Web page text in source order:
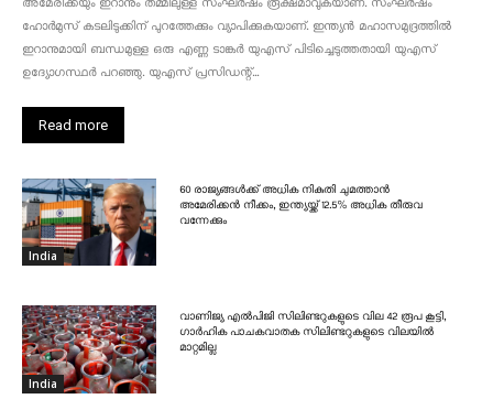
അമേരിക്കയും ഇറാനും തമ്മിലുള്ള സംഘർഷം രൂക്ഷമാവുകയാണ്. സംഘർഷം
ഹോർമുസ് കടലിടുക്കിന് പുറത്തേക്കും വ്യാപിക്കുകയാണ്. ഇന്ത്യൻ മഹാസമുദ്രത്തിൽ
ഇറാനുമായി ബന്ധമുള്ള ഒരു എണ്ണ ടാങ്കർ യുഎസ് പിടിച്ചെടുത്തതായി യുഎസ്
ഉദ്യോഗസ്ഥർ പറഞ്ഞു. യുഎസ് പ്രസിഡന്റ്...
Read more
India
60 രാജ്യങ്ങൾക്ക് അധിക നികുതി ചുമത്താൻ
അമേരിക്കൻ നീക്കം, ഇന്ത്യയ്ക്ക് 12.5% അധിക തീരുവ
വന്നേക്കും
India
വാണിജ്യ എൽപിജി സിലിണ്ടറുകളുടെ വില 42 രൂപ കൂട്ടി,
ഗാർഹിക പാചകവാതക സിലിണ്ടറുകളുടെ വിലയിൽ
മാറ്റമില്ല